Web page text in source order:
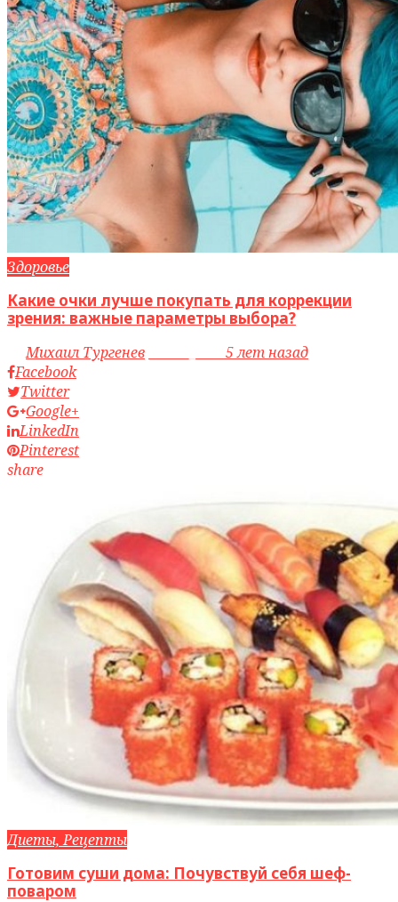
Здоровье
Какие очки лучше покупать для коррекции
зрения: важные параметры выбора?
byМихаил Тургенев
5 лет назад
Facebook
Twitter
Google+
LinkedIn
Pinterest
share
Диеты, Рецепты
Готовим суши дома: Почувствуй себя шеф-
поваром